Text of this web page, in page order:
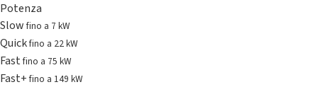
Potenza
Slowfino a 7 kW
Quickfino a 22 kW
Fastfino a 75 kW
Fast+fino a 149 kW